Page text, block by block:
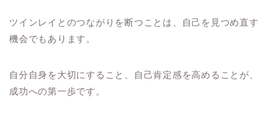
ツインレイとのつながりを断つことは、自己を見つめ直す
機会でもあります。
自分自身を大切にすること、自己肯定感を高めることが、
成功への第一歩です。